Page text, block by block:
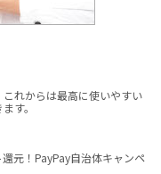
れからは最高に使いやすい
す。
元！PayPay自治体キャンペ